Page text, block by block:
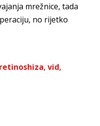
mrežnice, tada
no rijetko
retinoshiza, vid,